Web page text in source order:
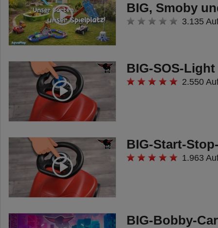
BIG, Smoby
3.135
BIG-SOS-
2.550
BIG-Start-
1.963
BIG-Bobby-